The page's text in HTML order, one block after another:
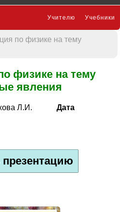
Учебники
Учителю
Презентации
по физике на тему
физике на тему
явления
Л.И.
Дата
презентацию